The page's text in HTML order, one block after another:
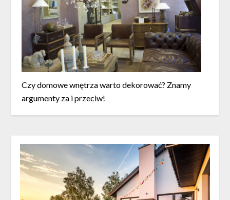
Czy domowe wnętrza warto dekorować? Znamy
argumenty za i przeciw!